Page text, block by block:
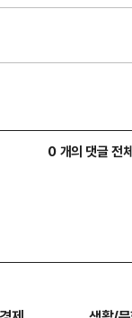
0 개의 댓글 전